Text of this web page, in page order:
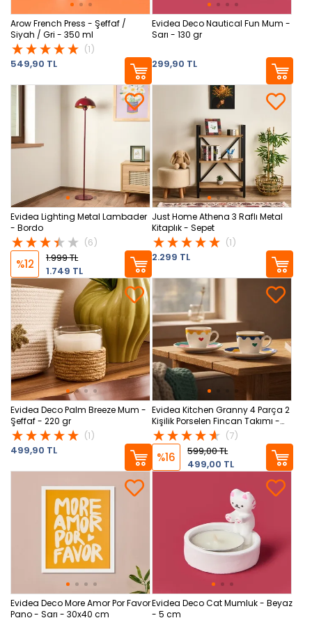
Arow French Press - Şeffaf /
Siyah / Gri - 350 ml
(1)
549,90 TL
Evidea Deco Nautical Fun Mum -
Sarı - 130 gr
299,90 TL
Evidea Lighting Metal Lambader
- Bordo
(6)
%12
1.999 TL
1.749 TL
Just Home Athena 3 Raflı Metal
Kitaplık - Sepet
(1)
2.299 TL
Evidea Deco Palm Breeze Mum -
Şeffaf - 220 gr
(1)
499,90 TL
Evidea Kitchen Granny 4 Parça 2
Kişilik Porselen Fincan Takımı -
Renkli
(7)
%16
599,00 TL
499,00 TL
Evidea Deco More Amor Por Favor
Pano - Sarı - 30x40 cm
Evidea Deco Cat Mumluk - Beyaz
- 5 cm